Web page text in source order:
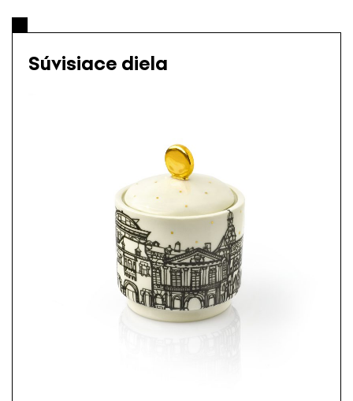
Súvisiace diela